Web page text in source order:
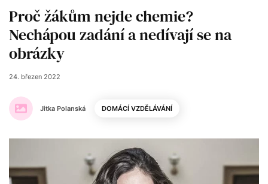
Proč žákům nejde chemie?
Nechápou zadání a nedívají se na
obrázky
Jitka Polanská
24. březen 2022
DOMÁCÍ VZDĚLÁVÁNÍ